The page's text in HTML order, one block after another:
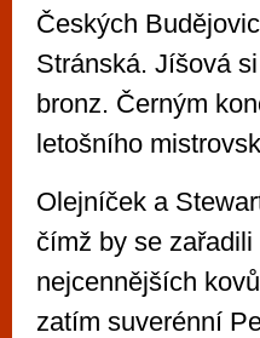
Českých
Stránská. Jíšová
bronz. Černým
letošního
Olejníček a
čímž by se
nejcennějších
zatím suverénní